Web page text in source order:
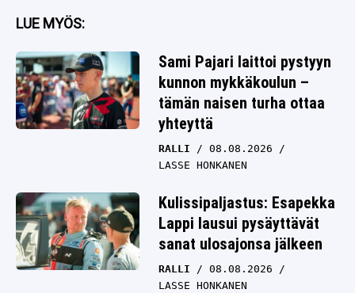
LUE MYÖS:
Sami Pajari laittoi pystyyn
kunnon mykkäkoulun –
tämän naisen turha ottaa
yhteyttä
RALLI
08.08.2026
LASSE HONKANEN
Kulissipaljastus: Esapekka
Lappi lausui pysäyttävät
sanat ulosajonsa jälkeen
RALLI
08.08.2026
LASSE HONKANEN